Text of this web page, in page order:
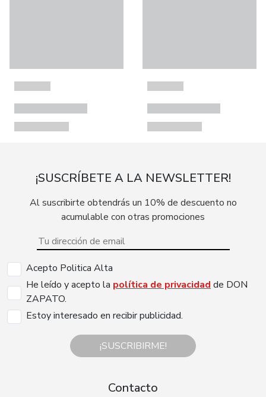
¡SUSCRÍBETE A LA NEWSLETTER!
Al suscribirte obtendrás un 10% de descuento no
acumulable con otras promociones
Acepto Politica Alta
He leído y acepto la política de privacidad de DON
ZAPATO.
Estoy interesado en recibir publicidad.
¡SUSCRIBIRME!
Contacto